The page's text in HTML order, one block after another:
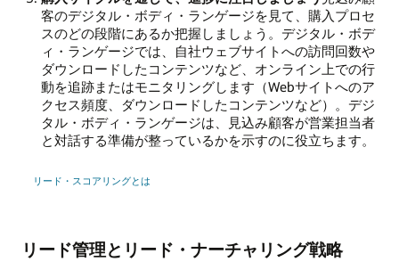
客のデジタル・ボディ・ランゲージを見て、購入プロセ
スのどの段階にあるか把握しましょう。デジタル・ボデ
ィ・ランゲージでは、自社ウェブサイトへの訪問回数や
ダウンロードしたコンテンツなど、オンライン上での行
動を追跡またはモニタリングします（Webサイトへのア
クセス頻度、ダウンロードしたコンテンツなど）。デジ
タル・ボディ・ランゲージは、見込み顧客が営業担当者
と対話する準備が整っているかを示すのに役立ちます。
リード・スコアリングとは
リード管理とリード・ナーチャリング戦略